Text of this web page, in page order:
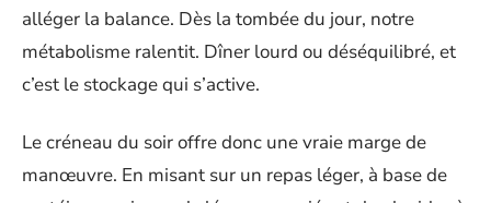
alléger la balance. Dès la tombée du jour, notre
métabolisme ralentit. Dîner lourd ou déséquilibré, et
c’est le stockage qui s’active.
Le créneau du soir offre donc une vraie marge de
manœuvre. En misant sur un repas léger, à base de